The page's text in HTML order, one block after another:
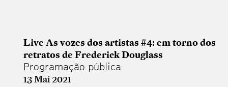
Live As vozes dos artistas #4: em torno dos
retratos de Frederick Douglass
Programação pública
13 Mai 2021